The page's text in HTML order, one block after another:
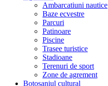
Ambarcatiuni nautice
Baze ecvestre
Parcuri
Patinoare
Piscine
Trasee turistice
Stadioane
Terenuri de sport
Zone de agrement
Botosaniul cultural